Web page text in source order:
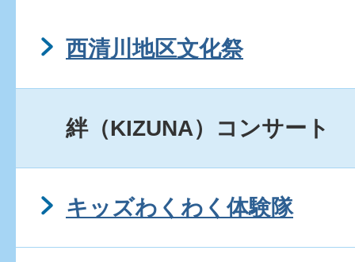
西清川地区文化祭
絆（KIZUNA）コンサート
キッズわくわく体験隊